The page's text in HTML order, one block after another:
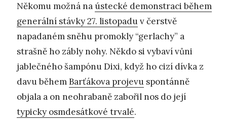
Někomu možná na ústecké demonstraci během
generální stávky 27. listopaduv čerstvě
napadaném sněhu promokly “gerlachy” a
strašně ho zábly nohy. Někdo si vybaví vůni
jablečného šampónu Dixi, když ho cizí dívka z
davu běhemBarťákova projevu spontánně
objala a on neohrabaně zabořil nos do její
typicky osmdesátkové trvalé.